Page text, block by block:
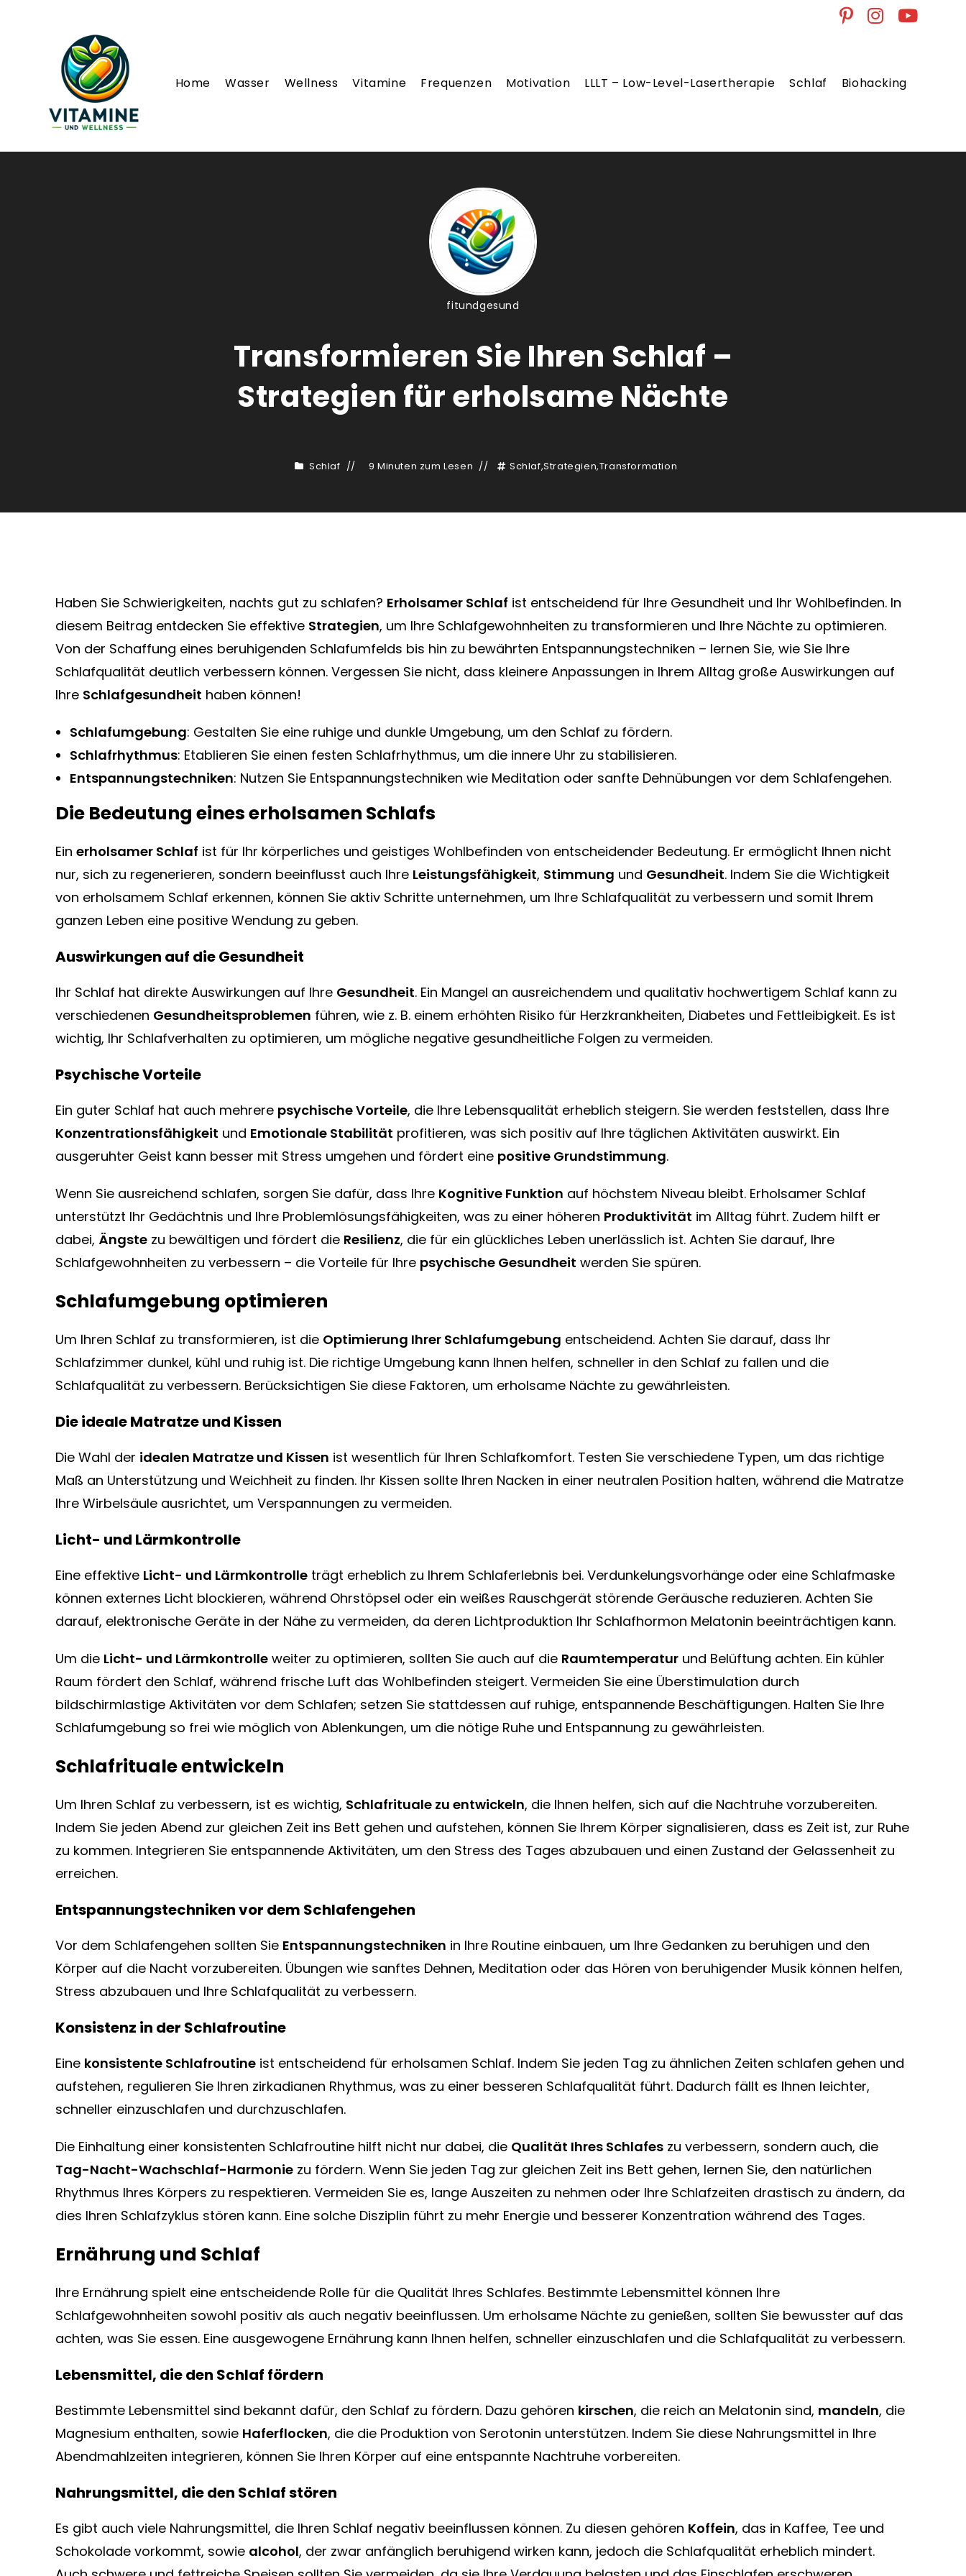
Home Wasser Wellness Vitamine Frequenzen Motivation LLLT – Low-Level-Lasertherapie Schlaf Biohacking
fitundgesund
Transformieren Sie Ihren Schlaf –
Strategien für erholsame Nächte
Schlaf 9 Minuten zum Lesen Schlaf,Strategien,Transformation
Haben Sie Schwierigkeiten, nachts gut zu schlafen? Erholsamer Schlaf ist entscheidend für Ihre Gesundheit und Ihr Wohlbefinden. In
diesem Beitrag entdecken Sie effektive Strategien, um Ihre Schlafgewohnheiten zu transformieren und Ihre Nächte zu optimieren.
Von der Schaffung eines beruhigenden Schlafumfelds bis hin zu bewährten Entspannungstechniken – lernen Sie, wie Sie Ihre
Schlafqualität deutlich verbessern können. Vergessen Sie nicht, dass kleinere Anpassungen in Ihrem Alltag große Auswirkungen auf
Ihre Schlafgesundheit haben können!
Schlafumgebung: Gestalten Sie eine ruhige und dunkle Umgebung, um den Schlaf zu fördern.
Schlafrhythmus: Etablieren Sie einen festen Schlafrhythmus, um die innere Uhr zu stabilisieren.
Entspannungstechniken: Nutzen Sie Entspannungstechniken wie Meditation oder sanfte Dehnübungen vor dem Schlafengehen.
Die Bedeutung eines erholsamen Schlafs
Einerholsamer Schlaf ist für Ihr körperliches und geistiges Wohlbefinden von entscheidender Bedeutung. Er ermöglicht Ihnen nicht
nur, sich zu regenerieren, sondern beeinflusst auch Ihre Leistungsfähigkeit, Stimmung und Gesundheit. Indem Sie die Wichtigkeit
von erholsamem Schlaf erkennen, können Sie aktiv Schritte unternehmen, um Ihre Schlafqualität zu verbessern und somit Ihrem
ganzen Leben eine positive Wendung zu geben.
Auswirkungen auf die Gesundheit
Ihr Schlaf hat direkte Auswirkungen auf Ihre Gesundheit. Ein Mangel an ausreichendem und qualitativ hochwertigem Schlaf kann zu
verschiedenen Gesundheitsproblemen führen, wie z. B. einem erhöhten Risiko für Herzkrankheiten, Diabetes und Fettleibigkeit. Es ist
wichtig, Ihr Schlafverhalten zu optimieren, um mögliche negative gesundheitliche Folgen zu vermeiden.
Psychische Vorteile
Ein guter Schlaf hat auch mehrere psychische Vorteile, die Ihre Lebensqualität erheblich steigern. Sie werden feststellen, dass Ihre
Konzentrationsfähigkeit und Emotionale Stabilität profitieren, was sich positiv auf Ihre täglichen Aktivitäten auswirkt. Ein
ausgeruhter Geist kann besser mit Stress umgehen und fördert eine positive Grundstimmung.
Wenn Sie ausreichend schlafen, sorgen Sie dafür, dass Ihre Kognitive Funktion auf höchstem Niveau bleibt. Erholsamer Schlaf
unterstützt Ihr Gedächtnis und Ihre Problemlösungsfähigkeiten, was zu einer höheren Produktivität im Alltag führt. Zudem hilft er
dabei, Ängste zu bewältigen und fördert die Resilienz, die für ein glückliches Leben unerlässlich ist. Achten Sie darauf, Ihre
Schlafgewohnheiten zu verbessern – die Vorteile für Ihre psychische Gesundheit werden Sie spüren.
Schlafumgebung optimieren
Um Ihren Schlaf zu transformieren, ist die Optimierung Ihrer Schlafumgebung entscheidend. Achten Sie darauf, dass Ihr
Schlafzimmer dunkel, kühl und ruhig ist. Die richtige Umgebung kann Ihnen helfen, schneller in den Schlaf zu fallen und die
Schlafqualität zu verbessern. Berücksichtigen Sie diese Faktoren, um erholsame Nächte zu gewährleisten.
Die ideale Matratze und Kissen
Die Wahl der idealen Matratze und Kissen ist wesentlich für Ihren Schlafkomfort. Testen Sie verschiedene Typen, um das richtige
Maß an Unterstützung und Weichheit zu finden. Ihr Kissen sollte Ihren Nacken in einer neutralen Position halten, während die Matratze
Ihre Wirbelsäule ausrichtet, um Verspannungen zu vermeiden.
Licht- und Lärmkontrolle
Eine effektive Licht- und Lärmkontrolle trägt erheblich zu Ihrem Schlaferlebnis bei. Verdunkelungsvorhänge oder eine Schlafmaske
können externes Licht blockieren, während Ohrstöpsel oder ein weißes Rauschgerät störende Geräusche reduzieren. Achten Sie
darauf, elektronische Geräte in der Nähe zu vermeiden, da deren Lichtproduktion Ihr Schlafhormon Melatonin beeinträchtigen kann.
Um die Licht- und Lärmkontrolle weiter zu optimieren, sollten Sie auch auf die Raumtemperatur und Belüftung achten. Ein kühler
Raum fördert den Schlaf, während frische Luft das Wohlbefinden steigert. Vermeiden Sie eine Überstimulation durch
bildschirmlastige Aktivitäten vor dem Schlafen; setzen Sie stattdessen auf ruhige, entspannende Beschäftigungen. Halten Sie Ihre
Schlafumgebung so frei wie möglich von Ablenkungen, um die nötige Ruhe und Entspannung zu gewährleisten.
Schlafrituale entwickeln
Um Ihren Schlaf zu verbessern, ist es wichtig, Schlafrituale zu entwickeln, die Ihnen helfen, sich auf die Nachtruhe vorzubereiten.
Indem Sie jeden Abend zur gleichen Zeit ins Bett gehen und aufstehen, können Sie Ihrem Körper signalisieren, dass es Zeit ist, zur Ruhe
zu kommen. Integrieren Sie entspannende Aktivitäten, um den Stress des Tages abzubauen und einen Zustand der Gelassenheit zu
erreichen.
Entspannungstechniken vor dem Schlafengehen
Vor dem Schlafengehen sollten Sie Entspannungstechniken in Ihre Routine einbauen, um Ihre Gedanken zu beruhigen und den
Körper auf die Nacht vorzubereiten. Übungen wie sanftes Dehnen, Meditation oder das Hören von beruhigender Musik können helfen,
Stress abzubauen und Ihre Schlafqualität zu verbessern.
Konsistenz in der Schlafroutine
Eine konsistente Schlafroutine ist entscheidend für erholsamen Schlaf. Indem Sie jeden Tag zu ähnlichen Zeiten schlafen gehen und
aufstehen, regulieren Sie Ihren zirkadianen Rhythmus, was zu einer besseren Schlafqualität führt. Dadurch fällt es Ihnen leichter,
schneller einzuschlafen und durchzuschlafen.
Die Einhaltung einer konsistenten Schlafroutine hilft nicht nur dabei, die Qualität Ihres Schlafes zu verbessern, sondern auch, die
Tag-Nacht-Wachschlaf-Harmonie zu fördern. Wenn Sie jeden Tag zur gleichen Zeit ins Bett gehen, lernen Sie, den natürlichen
Rhythmus Ihres Körpers zu respektieren. Vermeiden Sie es, lange Auszeiten zu nehmen oder Ihre Schlafzeiten drastisch zu ändern, da
dies Ihren Schlafzyklus stören kann. Eine solche Disziplin führt zu mehr Energie und besserer Konzentration während des Tages.
Ernährung und Schlaf
Ihre Ernährung spielt eine entscheidende Rolle für die Qualität Ihres Schlafes. Bestimmte Lebensmittel können Ihre
Schlafgewohnheiten sowohl positiv als auch negativ beeinflussen. Um erholsame Nächte zu genießen, sollten Sie bewusster auf das
achten, was Sie essen. Eine ausgewogene Ernährung kann Ihnen helfen, schneller einzuschlafen und die Schlafqualität zu verbessern.
Lebensmittel, die den Schlaf fördern
Bestimmte Lebensmittel sind bekannt dafür, den Schlaf zu fördern. Dazu gehören kirschen, die reich an Melatonin sind, mandeln, die
Magnesium enthalten, sowie Haferflocken, die die Produktion von Serotonin unterstützen. Indem Sie diese Nahrungsmittel in Ihre
Abendmahlzeiten integrieren, können Sie Ihren Körper auf eine entspannte Nachtruhe vorbereiten.
Nahrungsmittel, die den Schlaf stören
Es gibt auch viele Nahrungsmittel, die Ihren Schlaf negativ beeinflussen können. Zu diesen gehören Koffein, das in Kaffee, Tee und
Schokolade vorkommt, sowie alcohol, der zwar anfänglich beruhigend wirken kann, jedoch die Schlafqualität erheblich mindert.